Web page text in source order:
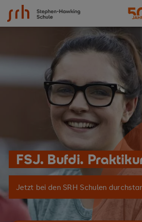
Zum Inhalt springen
FSJ. Bufdi.
Jetzt bei den SRH Schulen